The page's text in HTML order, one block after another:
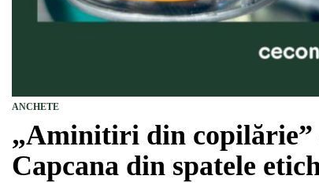
ANCHETE
„Aminitiri din copilărie”
Capcana din spatele